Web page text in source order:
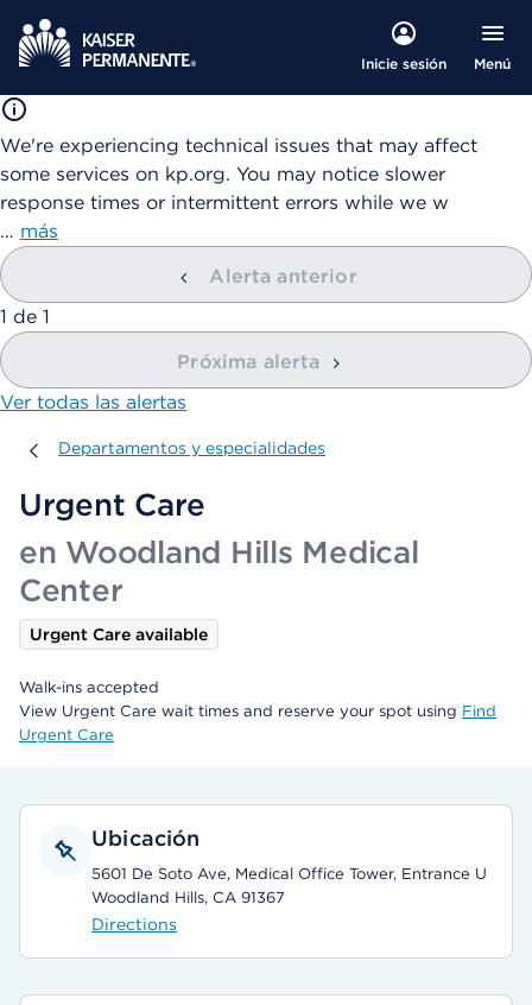
Inicie sesión Menú
We're experiencing technical issues that may affect
some services on kp.org. You may notice slower
response times or intermittent errors while we w
… más
Alerta anterior
mostrando
1 de 1
Próxima alerta
Ver todas las alertas
Departamentos y especialidades
Departamentos y especialidades
Urgent Care
en Woodland Hills Medical
Center
Urgent Care available
Walk-ins accepted
View Urgent Care wait times and reserve your spot using Find
Urgent Care
Ubicación
5601 De Soto Ave, Medical Office Tower, Entrance U
Woodland Hills, CA 91367
Directions